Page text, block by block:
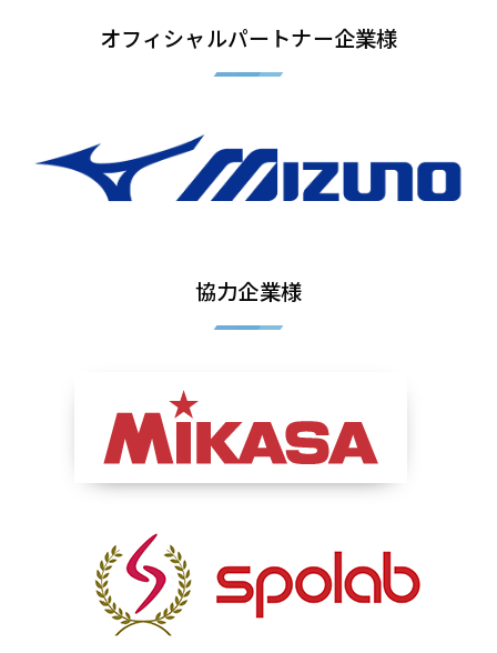
オフィシャルパートナー企業様
協力企業様